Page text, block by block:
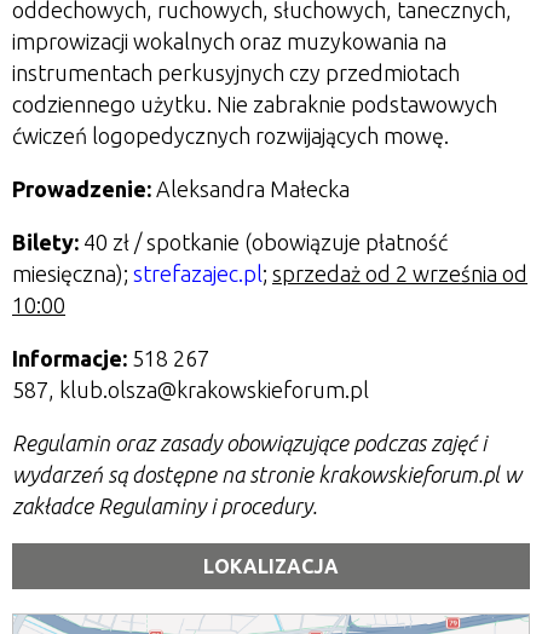
oddechowych, ruchowych, słuchowych, tanecznych,
improwizacji wokalnych oraz muzykowania na
instrumentach perkusyjnych czy przedmiotach
codziennego użytku. Nie zabraknie podstawowych
ćwiczeń logopedycznych rozwijających mowę.
Prowadzenie: Aleksandra Małecka
Bilety: 40 zł / spotkanie (obowiązuje płatność
miesięczna); strefazajec.pl; sprzedaż od 2 września od
10:00
Informacje: 518 267
587, klub.olsza@krakowskieforum.pl
Regulamin oraz zasady obowiązujące podczas zajęć i
wydarzeń są dostępne na stronie krakowskieforum.pl w
zakładce Regulaminy i procedury.
LOKALIZACJA